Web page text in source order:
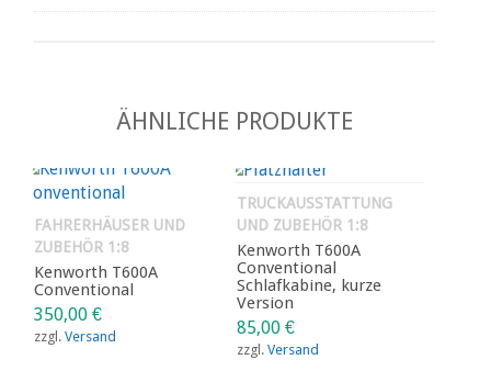
ÄHNLICHE PRODUKTE
FAHRERHÄUSER UND
ZUBEHÖR 1:8
Kenworth T600A
Conventional
350,00 €
zzgl. Versand
TRUCKAUSSTATTUNG
UND ZUBEHÖR 1:8
Kenworth T600A
Conventional
Schlafkabine, kurze
Version
85,00€
zzgl.Versand